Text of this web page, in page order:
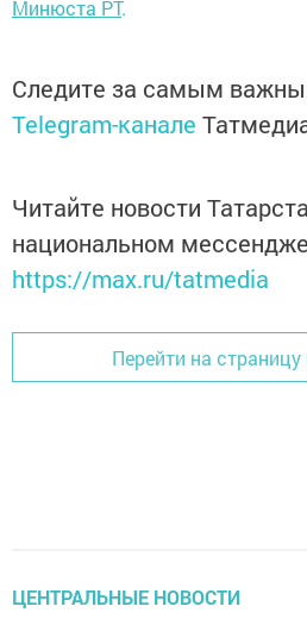
Минюста РТ.
Следите за самым
Telegram-канале
Читайте новости
национальном
https://max.ru/tatmedia
Перейти на страницу
ЦЕНТРАЛЬНЫЕ НОВОСТИ